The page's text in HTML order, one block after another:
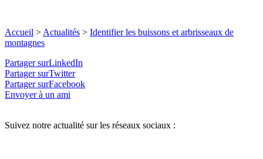
Accueil > Actualités > Identifier les buissons et arbrisseaux de
montagnes
Partager surLinkedIn
Partager surTwitter
Partager surFacebook
Envoyer à un ami
Suivez notre actualité sur les réseaux sociaux :